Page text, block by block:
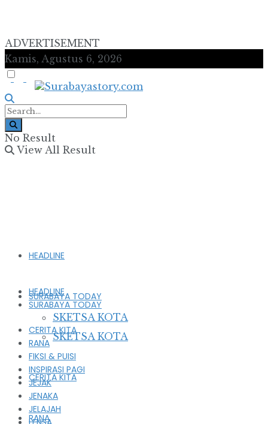
ADVERTISEMENT
Kamis, Agustus 6, 2026
No Result
View All Result
HEADLINE
SURABAYA TODAY
SKETSA KOTA
CERITA KITA
RANA
HEADLINE
SURABAYA TODAY
SKETSA KOTA
CERITA KITA
RANA
FIKSI & PUISI
INSPIRASI PAGI
JEJAK
JENAKA
JELAJAH